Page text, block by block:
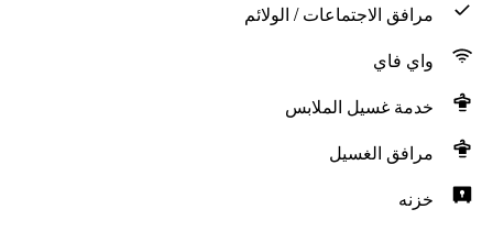
مرافق الاجتماعات / الولائم
واي فاي
خدمة غسيل الملابس
مرافق الغسيل
خزنه